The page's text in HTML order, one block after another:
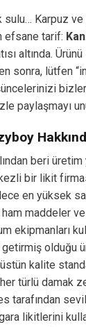
sulu… Karpuz
efsane tarif:
altında. Ürünü
sonra, lütfen
paylaşmayı
beri
bir likit
en yüksek
maddeler
ekipmanları
getirmiş olduğu
kalite
türlü damak
tarafından
likitlerini